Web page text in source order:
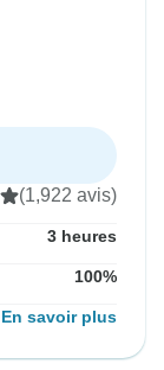
(1,922 avis)
3 heures
100%
En savoir plus